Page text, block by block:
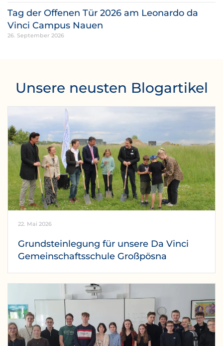
Tag der Offenen Tür 2026 am Leonardo da
Vinci Campus Nauen
26. September 2026
Unsere neusten Blogartikel
22. Mai 2026
Grundsteinlegung für unsere Da Vinci
Gemeinschaftsschule Großpösna